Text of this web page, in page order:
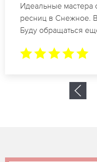
Идеальные мастера
ресниц в Снежное.
Буду обращаться